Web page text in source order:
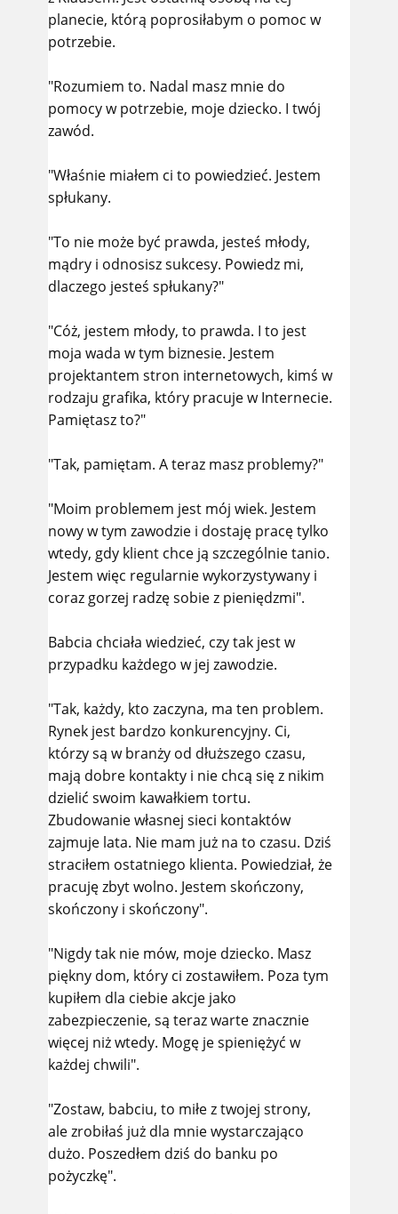
planecie, którą poprosiłabym o pomoc w
potrzebie.
"Rozumiem to. Nadal masz mnie do
pomocy w potrzebie, moje dziecko. I twój
zawód.
"Właśnie miałem ci to powiedzieć. Jestem
spłukany.
"To nie może być prawda, jesteś młody,
mądry i odnosisz sukcesy. Powiedz mi,
dlaczego jesteś spłukany?"
"Cóż, jestem młody, to prawda. I to jest
moja wada w tym biznesie. Jestem
projektantem stron internetowych, kimś w
rodzaju grafika, który pracuje w Internecie.
Pamiętasz to?"
"Tak, pamiętam. A teraz masz problemy?"
"Moim problemem jest mój wiek. Jestem
nowy w tym zawodzie i dostaję pracę tylko
wtedy, gdy klient chce ją szczególnie tanio.
Jestem więc regularnie wykorzystywany i
coraz gorzej radzę sobie z pieniędzmi".
Babcia chciała wiedzieć, czy tak jest w
przypadku każdego w jej zawodzie.
"Tak, każdy, kto zaczyna, ma ten problem.
Rynek jest bardzo konkurencyjny. Ci,
którzy są w branży od dłuższego czasu,
mają dobre kontakty i nie chcą się z nikim
dzielić swoim kawałkiem tortu.
Zbudowanie własnej sieci kontaktów
zajmuje lata. Nie mam już na to czasu. Dziś
straciłem ostatniego klienta. Powiedział, że
pracuję zbyt wolno. Jestem skończony,
skończony i skończony".
"Nigdy tak nie mów, moje dziecko. Masz
piękny dom, który ci zostawiłem. Poza tym
kupiłem dla ciebie akcje jako
zabezpieczenie, są teraz warte znacznie
więcej niż wtedy. Mogę je spieniężyć w
każdej chwili".
"Zostaw, babciu, to miłe z twojej strony,
ale zrobiłaś już dla mnie wystarczająco
dużo. Poszedłem dziś do banku po
pożyczkę".